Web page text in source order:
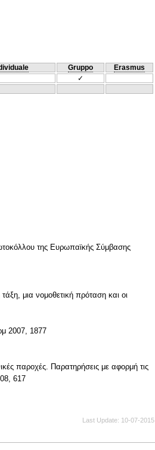
Gruppo
Erasmus
✓
της Ευρωπαϊκής Σύμβασης
μια νομοθετική πρόταση και οι
2007, 1877
παροχές. Παρατηρήσεις με αφορμή τις
617
Last Update 10-07-2015